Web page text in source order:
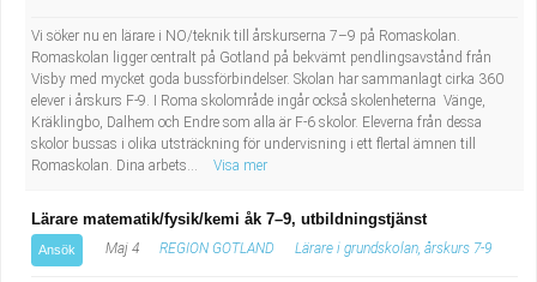
Vi söker nu en lärare i NO/teknik till årskurserna 7–9 på Romaskolan.
Romaskolan ligger centralt på Gotland på bekvämt pendlingsavstånd från
Visby med mycket goda bussförbindelser. Skolan har sammanlagt cirka 360
elever i årskurs F-9. I Roma skolområde ingår också skolenheterna Vänge,
Kräklingbo, Dalhem och Endre som alla är F-6 skolor. Eleverna från dessa
skolor bussas i olika utsträckning för undervisning i ett flertal ämnen till
Romaskolan. Dina arbets...
Visa mer
Lärare matematik/fysik/kemi åk 7–9, utbildningstjänst
Ansök Maj 4 REGION GOTLAND Lärare i grundskolan, årskurs 7-9